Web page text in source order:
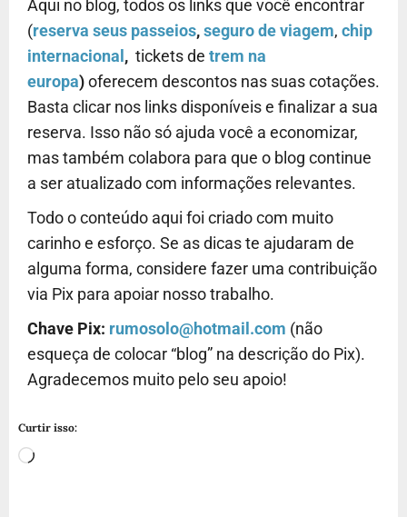
Aqui no blog, todos os links que você encontrar
(reserva seus passeios,seguro de viagem, chip
internacional , tickets de trem na
europa)oferecem descontos nas suas cotações.
Basta clicar nos links disponíveis e finalizar a sua
reserva. Isso não só ajuda você a economizar,
mas também colabora para que o blog continue
a ser atualizado com informações relevantes.
Todo o conteúdo aqui foi criado com muito
carinho e esforço. Se as dicas te ajudaram de
alguma forma, considere fazer uma contribuição
via Pix para apoiar nosso trabalho.
Chave Pix: rumosolo@hotmail.com (não
esqueça de colocar “blog” na descrição do Pix).
Agradecemos muito pelo seu apoio!
Curtir isso: